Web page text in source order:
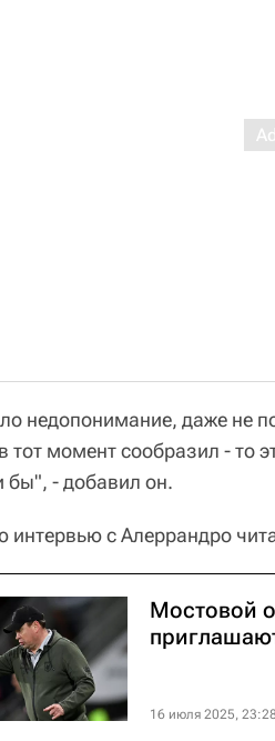
недопонимание, даже не
тот момент сообразил - то
бы", - добавил он.
интервью с Алеррандро
Мостовой
16 июля 2025, 23:28